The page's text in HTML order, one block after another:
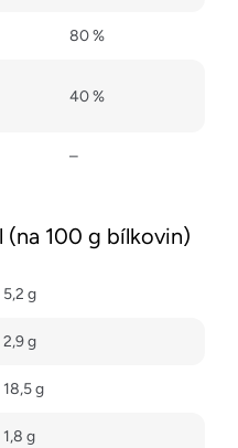
80 %
40 %
–
100 g bílkovin)
5,2 g
2,9 g
18,5 g
1,8 g